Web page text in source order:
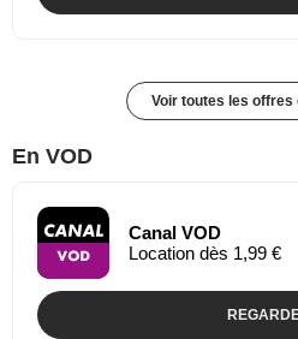
Voir toutes les offres
En VOD
Canal VOD
Location dès 1,99 €